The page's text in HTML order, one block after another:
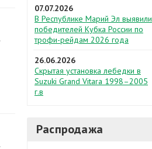
07.07.2026
В Республике Марий Эл выявили
победителей Кубка России по
трофи-рейдам 2026 года
26.06.2026
Скрытая установка лебедки в
Suzuki Grand Vitara 1998–2005
г.в
Распродажа